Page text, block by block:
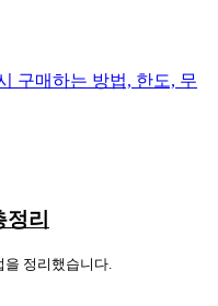
구매하는 방법, 한도, 무
리
을 정리했습니다.